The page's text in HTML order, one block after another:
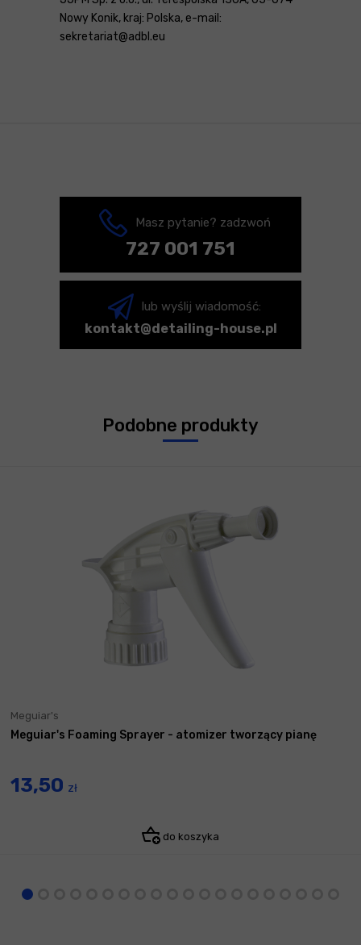
Nowy Konik, kraj: Polska, e-mail:
sekretariat@adbl.eu
Masz pytanie? zadzwoń
727 001 751
lub wyślij wiadomość:
kontakt@detailing-house.pl
Podobne produkty
Meguiar's
Meguiar's Foaming Sprayer - atomizer tworzący pianę
13,50 zł
do koszyka